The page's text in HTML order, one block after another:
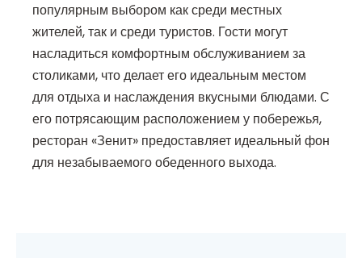
популярным выбором как среди местных
жителей, так и среди туристов. Гости могут
насладиться комфортным обслуживанием за
столиками, что делает его идеальным местом
для отдыха и наслаждения вкусными блюдами. С
его потрясающим расположением у побережья,
ресторан «Зенит» предоставляет идеальный фон
для незабываемого обеденного выхода.